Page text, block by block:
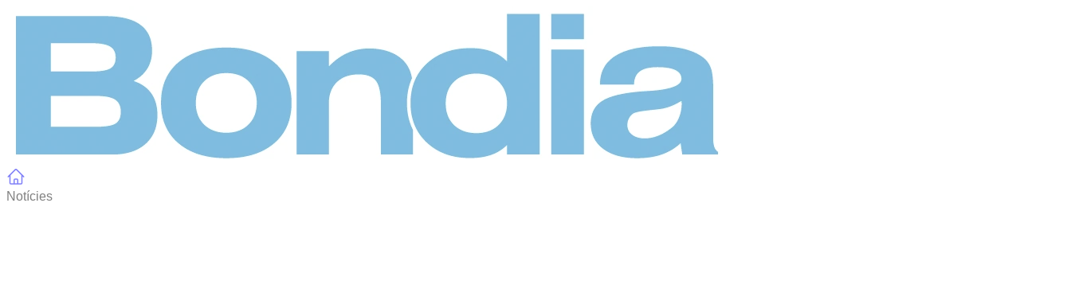
Notícies